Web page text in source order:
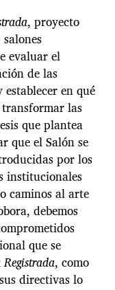
, proyecto
evaluar el
de las
en qué
las
que plantea
que el Salón se
por los
institucionales
caminos al arte
debemos
que se
, como
directivas lo